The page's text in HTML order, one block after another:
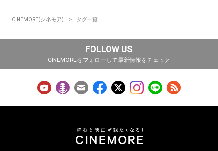
CINEMORE(シネモア) タグ一覧
FOLLOW US
CINEMOREをフォローして最新情報をチェック